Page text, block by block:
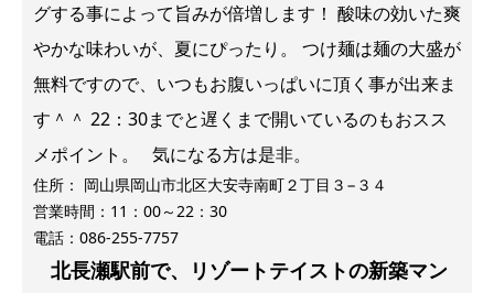
グする事によって旨みが倍増します！ 酸味の効いた爽
やかな味わいが、夏にぴったり。 つけ麺は麺の大盛が
無料ですので、いつもお腹いっぱいに頂く事が出来ま
す＾＾ 22：30までと遅くまで開いているのもおスス
メポイント。 気になる方は是非。
住所： 岡山県岡山市北区大安寺南町２丁目３−３４
営業時間：11：00～22：30
電話： 086-255-7757
北長瀬駅前で、リゾートテイストの新築マン